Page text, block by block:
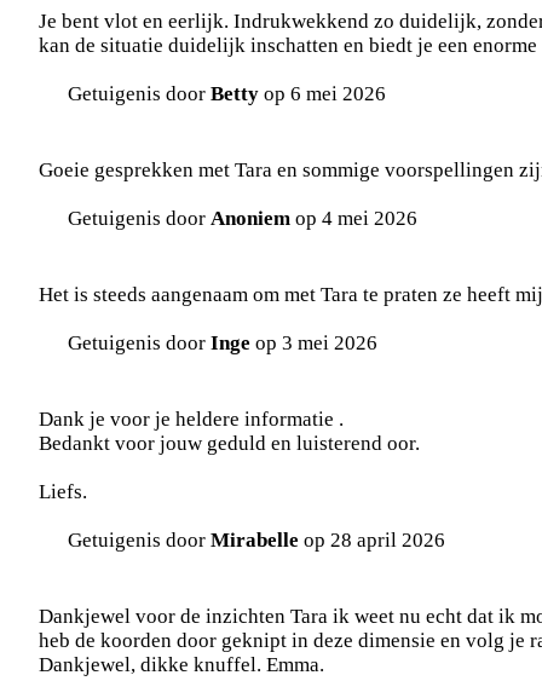
Je bent vlot en eerlijk. Indrukwekkend zo duidelijk,
kan de situatie duidelijk inschatten en biedt je een
Getuigenis door Betty op 6 mei 2026
Goeie gesprekken met Tara en sommige voorspellingen
Getuigenis door Anoniem op 4 mei 2026
Het is steeds aangenaam om met Tara te praten ze heeft
Getuigenis door Inge op 3 mei 2026
Dank je voor je heldere informatie .
Bedankt voor jouw geduld en luisterend oor.
Liefs.
Getuigenis door Mirabelle op 28 april 2026
Dankjewel voor de inzichten Tara ik weet nu echt dat ik
heb de koorden door geknipt in deze dimensie en volg je
Dankjewel, dikke knuffel. Emma.